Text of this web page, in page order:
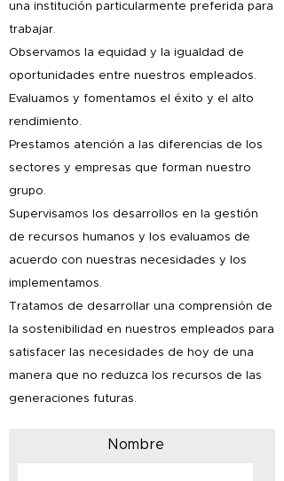
una institución particularmente preferida para
trabajar.
Observamos la equidad y la igualdad de
oportunidades entre nuestros empleados.
Evaluamos y fomentamos el éxito y el alto
rendimiento.
Prestamos atención a las diferencias de los
sectores y empresas que forman nuestro
grupo.
Supervisamos los desarrollos en la gestión
de recursos humanos y los evaluamos de
acuerdo con nuestras necesidades y los
implementamos.
Tratamos de desarrollar una comprensión de
la sostenibilidad en nuestros empleados para
satisfacer las necesidades de hoy de una
manera que no reduzca los recursos de las
generaciones futuras.
Nombre